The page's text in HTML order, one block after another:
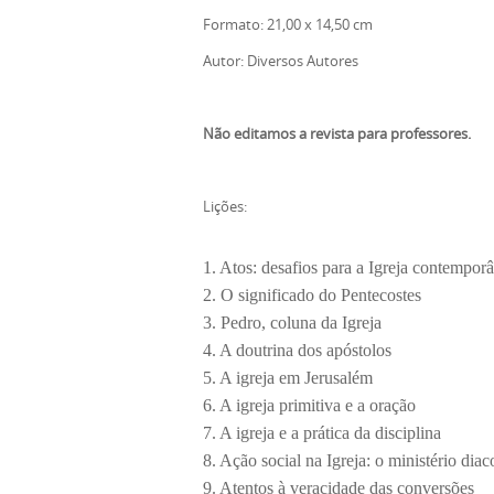
Formato: 21,00 x 14,50 cm
Autor: Diversos Autores
Não editamos a revista para professores.
Lições:
1. Atos: desafios para a Igreja
2. O significado do Pentecostes
3. Pedro, coluna da Igreja
4. A doutrina dos apóstolos
5. A igreja em Jerusalém
6. A igreja primitiva e a oração
7. A igreja e a prática da disciplina
8. Ação social na Igreja: o ministério
9. Atentos à veracidade das conversões